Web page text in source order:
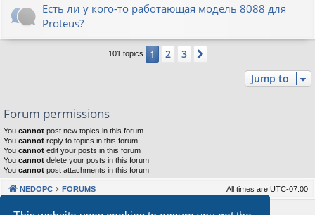
Есть ли у кого-то работающая модель 8088 для
Proteus?
101 topics 1 2 3
Jump to
Forum permissions
You cannot post new topics in this forum
You cannot reply to topics in this forum
You cannot edit your posts in this forum
You cannot delete your posts in this forum
You cannot post attachments in this forum
NEDOPC FORUMS All times are UTC-07:00
Powered byphpBB® Forum Software © phpBB Limited